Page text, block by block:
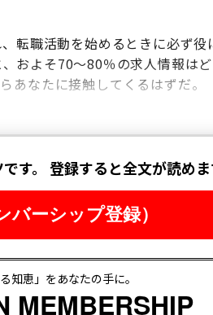
転職活動を始めるときに必ず役
およそ70～80％の求人情報は
あなたに接触してくるはずだ。